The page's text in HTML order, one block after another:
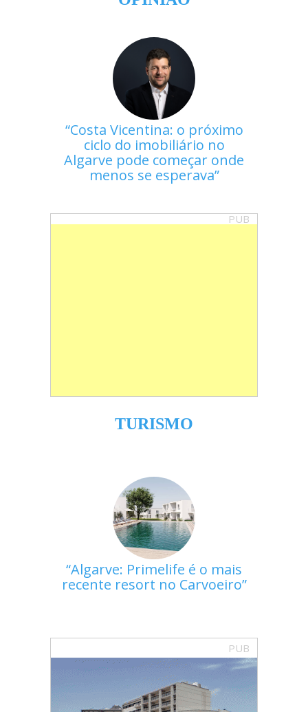
Costa Vicentina: o próximo
ciclo do imobiliário no
Algarve pode começar onde
menos se esperava
PUB
TURISMO
Algarve: Primelife é o mais
recente resort no Carvoeiro
PUB